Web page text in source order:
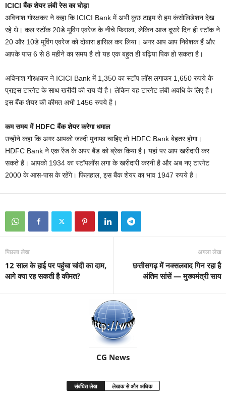
ICICI बैंक शेयर लंबी रेस का घोड़ा
अविनाश गोरक्षकर ने कहा कि ICICI Bank में अभी कुछ टाइम से हम कंसोलिडेशन देख
रहे थे। कल स्टॉक 20डे मूविंग एवरेज के नीचे फिसला, लेकिन आज दूसरे दिन ही स्टॉक ने
20 और 10डे मूविंग एवरेज को दोबारा हासिल कर लिया। अगर आप आप निवेशक हैं और
आपके पास 6 से 8 महीने का समय है तो यह एक बहुत ही बढ़िया पिक हो सकता है।
अविनाश गोरक्षकर ने ICICI Bank में 1,350 का स्टॉप लॉस लगाकर 1,650 रुपये के
प्राइस टारगेट के साथ खरीदी की राय दी है। लेकिन यह टारगेट लंबी अवधि के लिए है।
इस बैंक शेयर की कीमत अभी 1456 रुपये है।
कम समय में HDFC बैंक शेयर करेगा धमाल
उन्होंने कहा कि अगर आपको जल्दी मुनाफा चाहिए तो HDFC Bank बेहतर होगा।
HDFC Bank ने एक रेंज के अपर बैंड को ब्रेक किया है। यहां पर आप खरीदारी कर
सकते हैं। आपको 1934 का स्टॉपलॉस लगा के खरीदारी करनी है और अब नए टारगेट
2000 के आस-पास के रहेंगे। फिलहाल, इस बैंक शेयर का भाव 1947 रुपये है।
पिछला लेख
12 साल के हाई पर पहुंचा चांदी का दाम,
आगे क्या रह सकती है कीमत?
अगला लेख
छत्तीसगढ़ में नक्सलवाद गिन रहा है
अंतिम सांसें — मुख्यमंत्री साय
CG News
संबंधित लेख लेखक से और अधिक